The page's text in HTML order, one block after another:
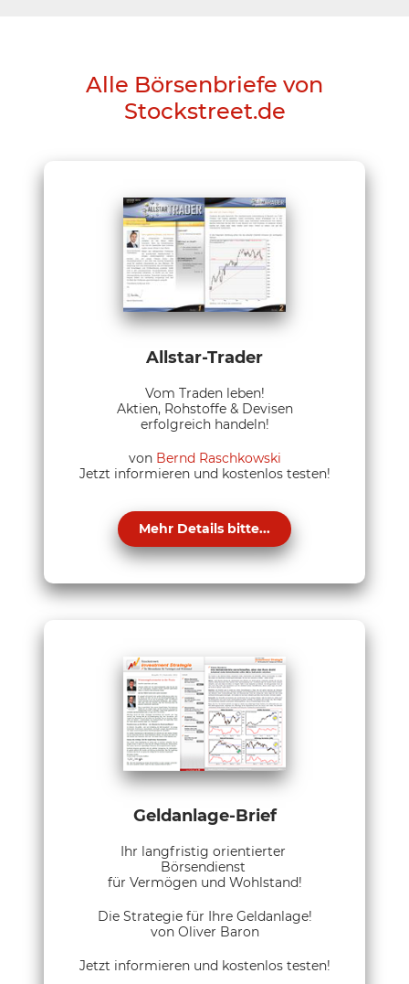
Alle Börsenbriefe von
Stockstreet.de
Allstar-Trader
Vom Traden leben!
Aktien, Rohstoffe & Devisen
erfolgreich handeln!
von Bernd Raschkowski
Jetzt informieren und kostenlos testen!
Mehr Details bitte...
Geldanlage-Brief
Ihr langfristig orientierter
Börsendienst
für Vermögen und Wohlstand!
Die Strategie für Ihre Geldanlage!
von Oliver Baron
Jetzt informieren und kostenlos testen!